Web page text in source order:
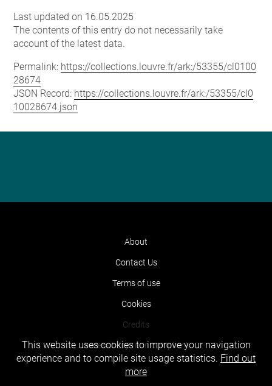
Last updated on 16.05.2025
The contents of this entry do not necessarily take
account of the latest data.
Permalink: https://collections.louvre.fr/ark:/53355/cl0100
28674
JSON Record: https://collections.louvre.fr/ark:/53355/cl0
10028674.json
About
Contact Us
Terms of use
Cookies
Credits
Accessibility : non compliant
This website uses cookies to improve your navigation
experience and to compile site usage statistics. Find out
more